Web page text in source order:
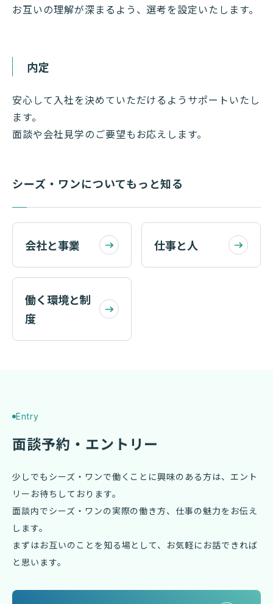
お互いの理解が深まるよう、選考を設定いたします。
内定
安心して入社を決めていただけるようサポートいたし
ます。
面談や会社見学のご要望もお応えします。
シーズ・ワンについてもっと知る
会社と事業 仕事と人
働く環境と制
度
Entry
面談予約・エントリー
少しでもシーズ・ワンで働くことに興味のある方は、エント
リーお待ちしております。
面談内でシーズ・ワンの実際の働き方、仕事の魅力をお伝え
します。
まずはお互いのことを知る場として、お気軽にお話できれば
と思います。